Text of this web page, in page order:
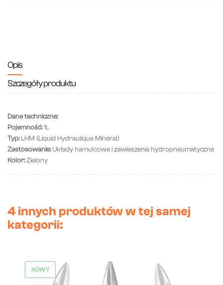
Opis
Szczegóły produktu
Dane techniczne:
Pojemność:1L
Typ:LHM (Liquid Hydraulique Minéral)
Zastosowanie:Układy hamulcowe i zawieszenia hydropneumatyczne
Kolor:Zielony
4 innych produktów w tej samej
kategorii:
NOWY